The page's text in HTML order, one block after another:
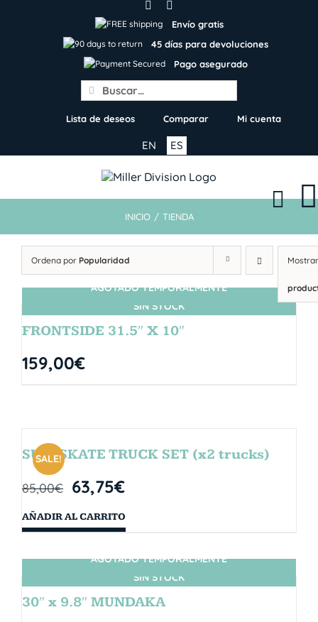
Envío gratis
45 días para devoluciones
Pago asegurado
Search
for:
Lista de deseos Comparar Mi cuenta
ES
EN
INICIO / TIENDA
Ordena por Popularidad
SIN STOCK
AGOTADO TEMPORALMENTE
FRONTSIDE 31.5″ X 10″
159,00€
SALE!
SURFSKATE TRUCK SET (x2 trucks)
85,00€ 63,75€
AÑADIR AL CARRITO
SIN STOCK
AGOTADO TEMPORALMENTE
30″ x 9.8″ MUNDAKA